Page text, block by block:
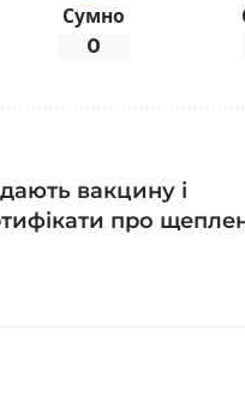
Сумно
0
вакцину і
про